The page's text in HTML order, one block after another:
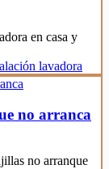
en casa y
lavadora
no arranca
no arranque